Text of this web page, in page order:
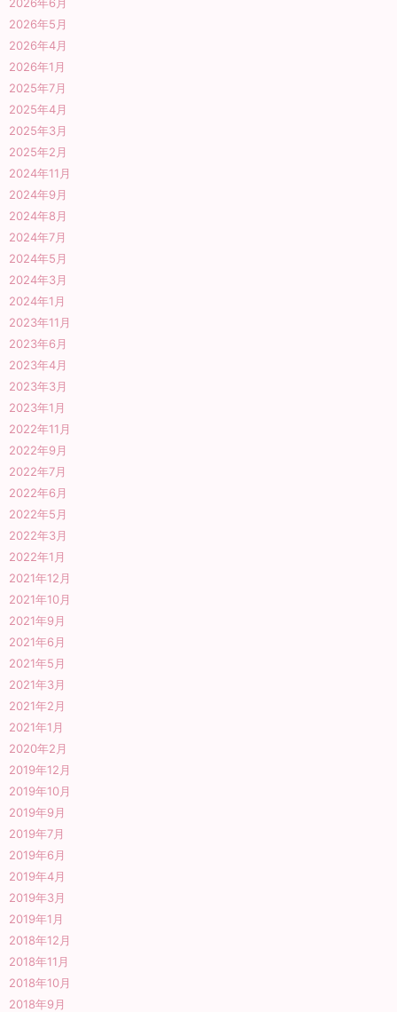
2026年5月
2026年4月
2026年1月
2025年7月
2025年4月
2025年3月
2025年2月
2024年11月
2024年9月
2024年8月
2024年7月
2024年5月
2024年3月
2024年1月
2023年11月
2023年6月
2023年4月
2023年3月
2023年1月
2022年11月
2022年9月
2022年7月
2022年6月
2022年5月
2022年3月
2022年1月
2021年12月
2021年10月
2021年9月
2021年6月
2021年5月
2021年3月
2021年2月
2021年1月
2020年2月
2019年12月
2019年10月
2019年9月
2019年7月
2019年6月
2019年4月
2019年3月
2019年1月
2018年12月
2018年11月
2018年10月
2018年9月